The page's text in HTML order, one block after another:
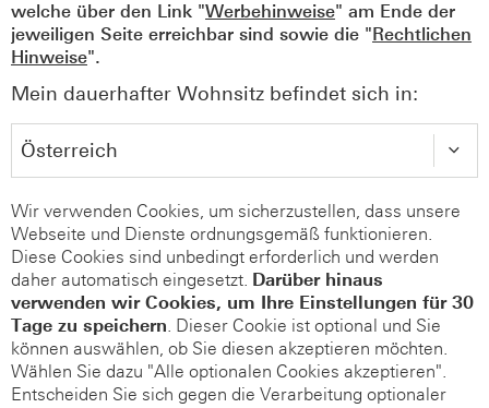
welche über den Link "Werbehinweise" am Ende der
jeweiligen Seite erreichbar sind sowie die "Rechtlichen
Hinweise".
Mein dauerhafter Wohnsitz befindet sich in:
Wir verwenden Cookies, um sicherzustellen, dass unsere
Webseite und Dienste ordnungsgemäß funktionieren.
Diese Cookies sind unbedingt erforderlich und werden
daher automatisch eingesetzt. Darüber hinaus
verwenden wir Cookies, um Ihre Einstellungen für 30
Tage zu speichern. Dieser Cookie ist optional und Sie
können auswählen, ob Sie diesen akzeptieren möchten.
Wählen Sie dazu "Alle optionalen Cookies akzeptieren".
Entscheiden Sie sich gegen die Verarbeitung optionaler